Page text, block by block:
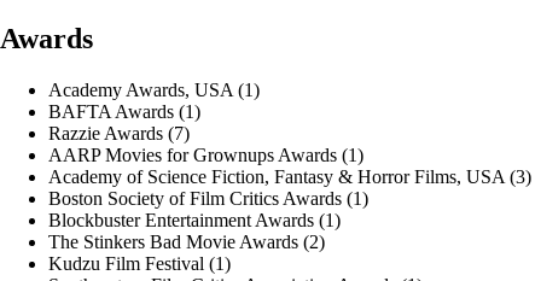
Awards
Academy Awards, USA (1)
BAFTA Awards (1)
Razzie Awards (7)
AARP Movies for Grownups Awards (1)
Academy of Science Fiction, Fantasy & Horror Films, USA (3)
Boston Society of Film Critics Awards (1)
Blockbuster Entertainment Awards (1)
The Stinkers Bad Movie Awards (2)
Kudzu Film Festival (1)